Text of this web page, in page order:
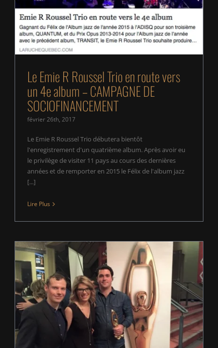
Le Emie R Roussel Trio en route vers
un 4e album – CAMPAGNE DE
SOCIOFINANCEMENT
février 26th, 2017
Le Emie R Roussel Trio débutera bientôt
l'enregistrement d'un quatrième album. Après avoir eu
le privilège de visiter 11 pays au cours des dernières
années et de remporter en 2015 le Félix de l'album jazz
[...]
Lire Plus
Quantum – Album jazz de l’année 2015 à l’ADISQ